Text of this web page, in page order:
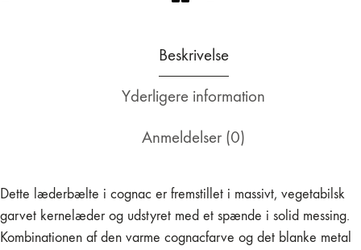
Beskrivelse
Yderligere information
Anmeldelser (0)
Dette læderbælte i cognac er fremstillet i massivt, vegetabilsk
garvet kernelæder og udstyret med et spænde i solid messing.
Kombinationen af den varme cognacfarve og det blanke metal